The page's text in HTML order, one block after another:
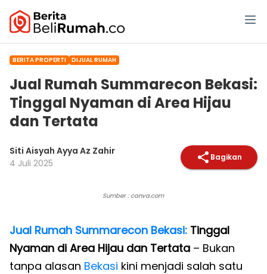
BERITA PROPERTI DIJUAL RUMAH
Jual Rumah Summarecon Bekasi:
Tinggal Nyaman di Area Hijau
dan Tertata
Siti Aisyah Ayya Az Zahir
4 Juli 2025
Bagikan
Sumber : canva.com
Jual Rumah Summarecon Bekasi: Tinggal
Nyaman di Area Hijau dan Tertata – Bukan
tanpa alasan Bekasi kini menjadi salah satu